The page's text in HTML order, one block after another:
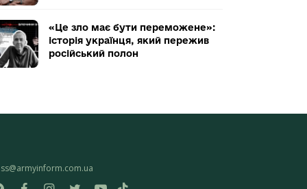
«Це зло має бути переможене»:
історія українця, який пережив
російський полон